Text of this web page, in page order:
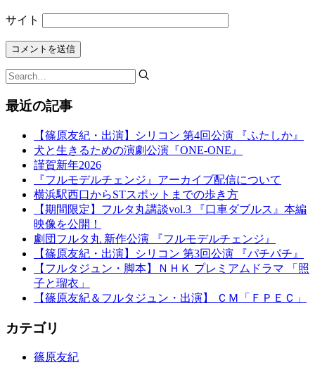
サイト
最近の記事
【篠原友紀・出演】シリコン 第4回公演 『ふたしか』
犬と生きるための演劇公演『ONE-ONE』
謹賀新年2026
『フルモデルチェンジ』アーカイブ配信について
横浜駅西口からSTスポットまでの歩き方
【期間限定】フルタ丸講談vol.3 『口車ダブルス』本編
映像を公開！
劇団フルタ丸 新作公演 『フルモデルチェンジ』
【篠原友紀・出演】シリコン 第3回公演 『パチパチ』
【フルタジュン・脚本】ＮＨＫ プレミアムドラマ 「照
子と瑠衣」
【篠原友紀＆フルタジュン・出演】 ＣＭ「ＦＰＥＣ」
カテゴリ
篠原友紀